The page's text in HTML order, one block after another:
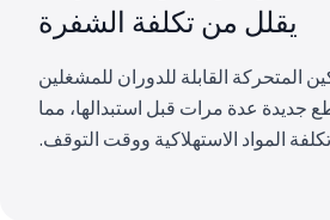
يقلل من تكلفة الشفرة
المتحركة القابلة للدوران للمشغلين
جديدة عدة مرات قبل استبدالها، مما
المواد الاستهلاكية ووقت التوقف.